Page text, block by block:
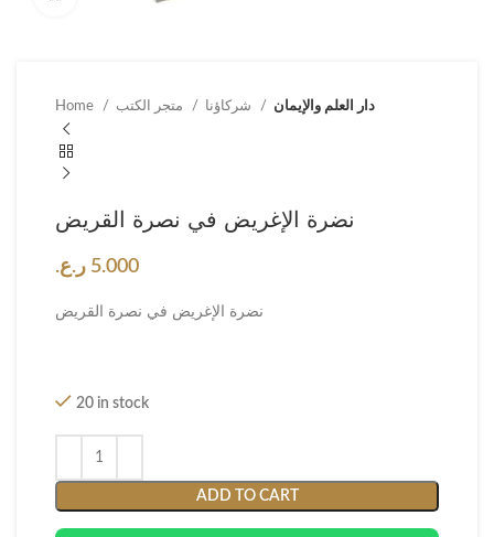
Home دار العلم والإيمان
نضرة الإغريض في نصرة القريض
5.000 ر.ع.
نضرة الإغريض في نصرة القريض
20 in stock
ADD TO CART